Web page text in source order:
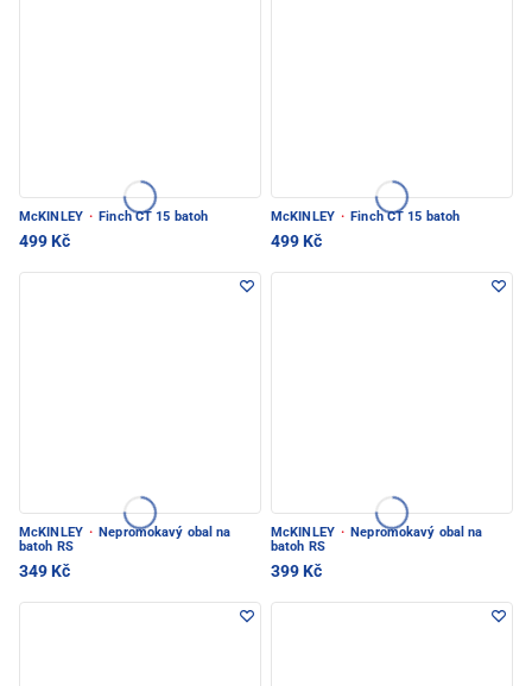
McKINLEY · Finch CT 15 batoh
499 Kč
McKINLEY · Finch CT 15 batoh
499 Kč
McKINLEY · Nepromokavý obal na
batoh RS
349 Kč
McKINLEY · Nepromokavý obal na
batoh RS
399 Kč